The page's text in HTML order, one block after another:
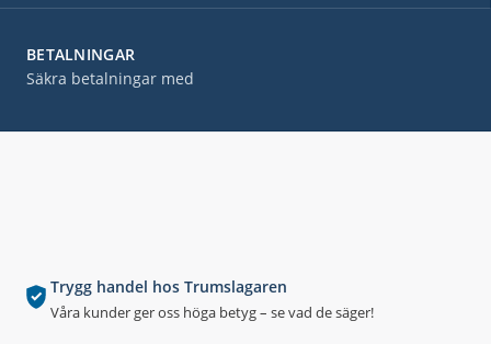
Trygg handel hos Trumslagaren
Våra kunder ger oss höga betyg – se vad de säger!
BETALNINGAR
Säkra betalningar med